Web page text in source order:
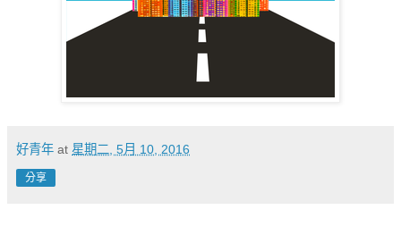
好青年 at 星期二, 5月 10, 2016
分享